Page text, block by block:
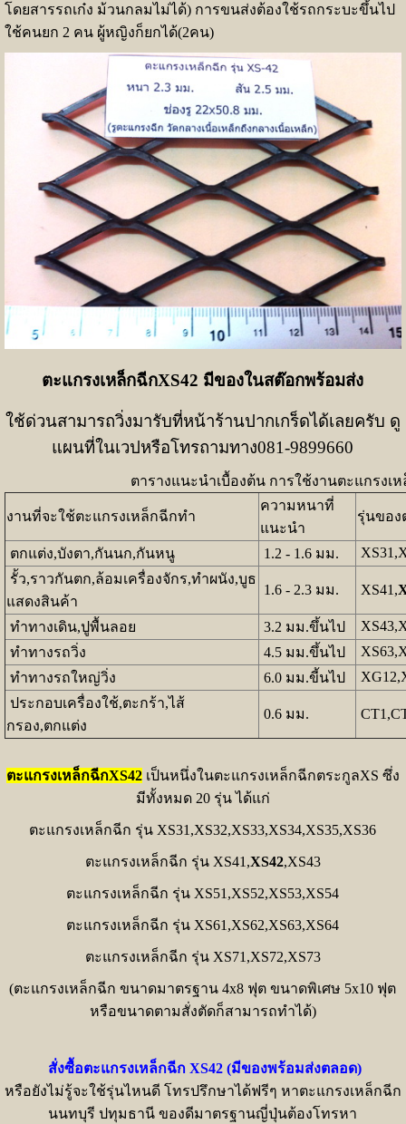
โดยสารรถเก๋ง ม้วนกลมไม่ได้) การขนส่งต้องใช้รถกระบะขึ้นไป
ใช้คนยก 2 คน ผู้หญิงก็ยกได้(2คน)
ตะแกรงเหล็กฉีกXS42 มีของในสต๊อกพร้อมส่ง
ใช้ด่วนสามารถวิ่งมารับที่หน้าร้านปากเกร็ดได้เลยครับ ดู
แผนที่ในเวปหรือโทรถามทาง081-9899660
ตารางแนะนำเบื้องต้น การใช้งานตะแกรงเ
งานที่จะใช้ตะแกรงเหล็กฉีกทำ
ความหนาที่
แนะนำ
รุ่นของ
ตกแต่ง,บังตา,กันนก,กันหนู 1.2 - 1.6 มม.
รั้ว,ราวกันตก,ล้อมเครื่องจักร,ทำผนัง,บูธ
แสดงสินค้า
1.6 - 2.3 มม. XS41,
ทำทางเดิน,ปูพื้นลอย 3.2 มม.ขึ้นไป
ทำทางรถวิ่ง
4.5 มม.ขึ้นไป
ทำทางรถใหญ่วิ่ง
6.0 มม.ขี้นไป
ประกอบเครื่องใช้,ตะกร้า,ไส้
กรอง,ตกแต่ง
0.6 มม.
ตะแกรงเหล็กฉีกXS42เป็นหนึ่งในตะแกรงเหล็กฉีกตระกูลXS ซึ่ง
มีทั้งหมด 20 รุ่น ได้แก่
ตะแกรงเหล็กฉีก รุ่น XS31,XS32,XS33,XS34,XS35,XS36
ตะแกรงเหล็กฉีก รุ่น XS41,XS42,XS43
ตะแกรงเหล็กฉีก รุ่น XS51,XS52,XS53,XS54
ตะแกรงเหล็กฉีก รุ่น XS61,XS62,XS63,XS64
ตะแกรงเหล็กฉีก รุ่น XS71,XS72,XS73
(ตะแกรงเหล็กฉีก ขนาดมาตรฐาน 4x8 ฟุต ขนาดพิเศษ 5x10 ฟุต
หรือขนาดตามสั่งตัดก็สามารถทำได้)
สั่งซื้อตะแกรงเหล็กฉีก XS42 (มีของพร้อมส่งตลอด)
หรือยังไม่รู้จะใช้รุ่นไหนดี โทรปรึกษาได้ฟรีๆ หาตะแกรงเหล็กฉีก
นนทบุรี ปทุมธานี ของดีมาตรฐานญี่ปุ่นต้องโทรหา